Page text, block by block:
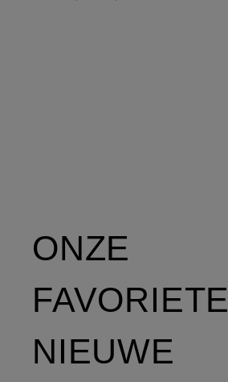
ONZE
FAVORIETE
NIEUWE